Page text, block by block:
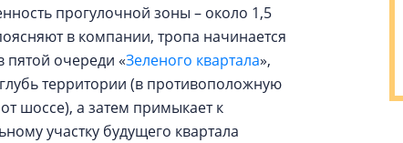
прогулочной зоны – около 1,5
в компании, тропа начинается
пятой очереди «Зеленого квартала»,
территории (в противоположную
шоссе), а затем примыкает к
участку будущего квартала
центр совмещенного образования